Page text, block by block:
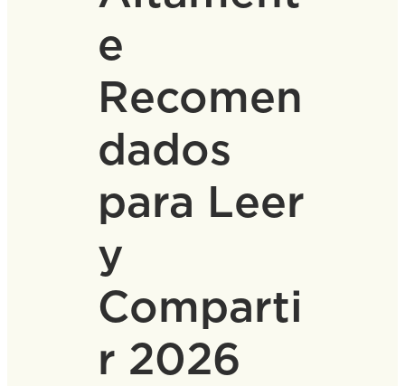
e
Recomen
dados
para Leer
y
Comparti
r 2026